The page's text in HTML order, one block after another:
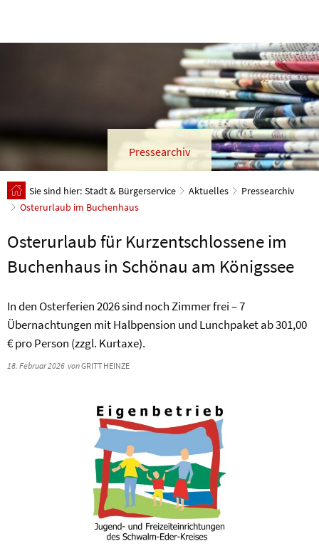
Pressearchiv
Sie sind hier: Stadt & Bürgerservice Aktuelles
Pressearchiv
Osterurlaub im Buchenhaus
Osterurlaub für Kurzentschlossene im
Buchenhaus in Schönau am Königssee
In den Osterferien 2026 sind noch Zimmer frei – 7
Übernachtungen mit Halbpension und Lunchpaket ab 301,00
€ pro Person (zzgl. Kurtaxe).
18. Februar 2026 vonGRITT HEINZE